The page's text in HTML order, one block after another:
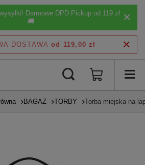
Darmowe DPD Pickup od 119 zł
🚚
DOSTAWA od 119,00 zł
BAGAŻ TORBY Torba miejska na